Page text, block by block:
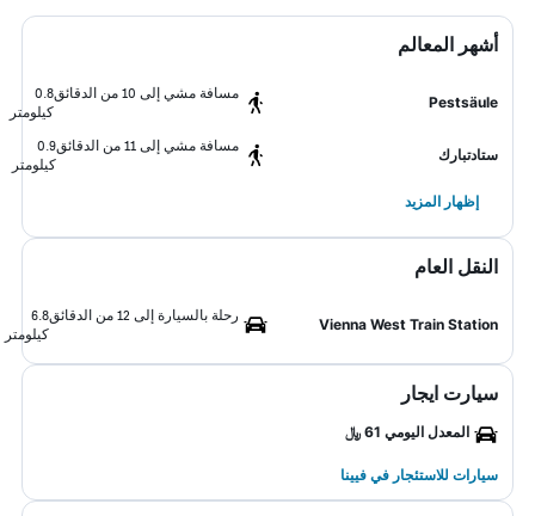
أشهر المعالم
Pestsäule
مسافة مشي إلى 10 من الدقائق
0.8
كيلومتر
ستادتبارك
مسافة مشي إلى 11 من الدقائق
0.9
كيلومتر
إظهار المزيد
النقل العام
Vienna West Train Station
رحلة بالسيارة إلى 12 من الدقائق
6.8
كيلومتر
سيارت ايجار
المعدل اليومي 61 ﷼
سيارات للاستئجار في فيينا